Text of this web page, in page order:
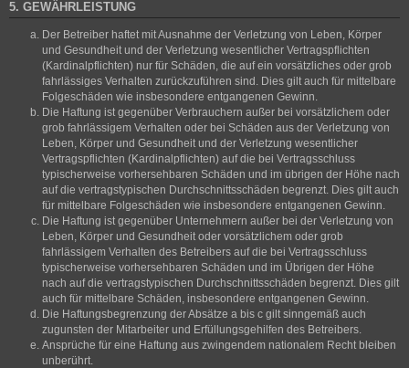
5. GEWÄHRLEISTUNG
Der Betreiber haftet mit Ausnahme der Verletzung von Leben, Körper
und Gesundheit und der Verletzung wesentlicher Vertragspflichten
(Kardinalpflichten) nur für Schäden, die auf ein vorsätzliches oder grob
fahrlässiges Verhalten zurückzuführen sind. Dies gilt auch für mittelbare
Folgeschäden wie insbesondere entgangenen Gewinn.
Die Haftung ist gegenüber Verbrauchern außer bei vorsätzlichem oder
grob fahrlässigem Verhalten oder bei Schäden aus der Verletzung von
Leben, Körper und Gesundheit und der Verletzung wesentlicher
Vertragspflichten (Kardinalpflichten) auf die bei Vertragsschluss
typischerweise vorhersehbaren Schäden und im übrigen der Höhe nach
auf die vertragstypischen Durchschnittsschäden begrenzt. Dies gilt auch
für mittelbare Folgeschäden wie insbesondere entgangenen Gewinn.
Die Haftung ist gegenüber Unternehmern außer bei der Verletzung von
Leben, Körper und Gesundheit oder vorsätzlichem oder grob
fahrlässigem Verhalten des Betreibers auf die bei Vertragsschluss
typischerweise vorhersehbaren Schäden und im Übrigen der Höhe
nach auf die vertragstypischen Durchschnittsschäden begrenzt. Dies gilt
auch für mittelbare Schäden, insbesondere entgangenen Gewinn.
Die Haftungsbegrenzung der Absätze a bis c gilt sinngemäß auch
zugunsten der Mitarbeiter und Erfüllungsgehilfen des Betreibers.
Ansprüche für eine Haftung aus zwingendem nationalem Recht bleiben
unberührt.